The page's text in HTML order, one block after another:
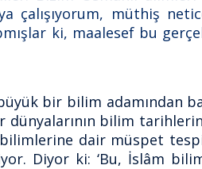
çalışıyorum, müthiş
ki, maalesef bu
bir bilim adamından
bilim
dair müspet
Diyor ki: ‘Bu, İslâm